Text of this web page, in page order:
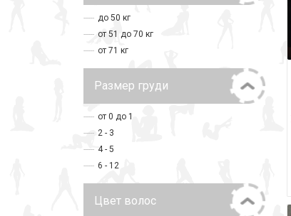
до 50 кг
от 51 до 70 кг
от 71 кг
Размер груди
от 0 до 1
2 - 3
4 - 5
6 - 12
Цвет волос